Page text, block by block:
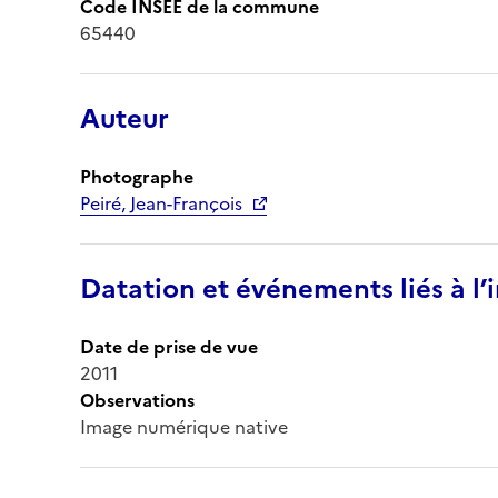
Code INSEE de la commune
65440
Auteur
Photographe
Peiré, Jean-François
Datation et événements liés à
Date de prise de vue
2011
Observations
Image numérique native